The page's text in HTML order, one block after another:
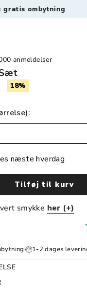
Det
anmeldelser
18%
næste hverdag
Tilføj til kurv
smykke her (+)
1-2 dages levering Fri